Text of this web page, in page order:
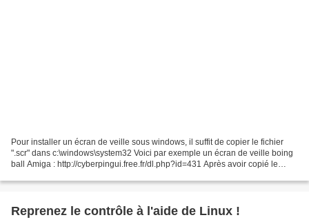
Pour installer un écran de veille sous windows, il suffit de copier le fichier
".scr" dans c:\windows\system32 Voici par exemple un écran de veille boing
ball Amiga : http://cyberpingui.free.fr/dl.php?id=431 Après avoir copié le
Reprenez le contrôle à l'aide de Linux !